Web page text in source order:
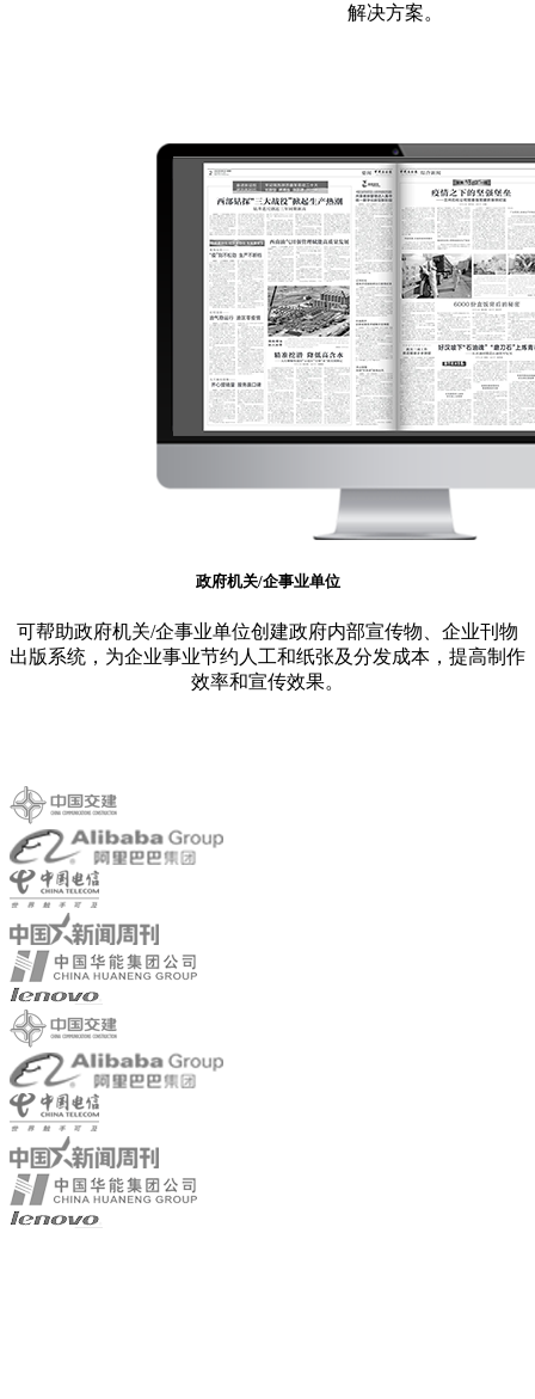
解决方案。
政府机关/企事业单位
可帮助政府机关/企事业单位创建政府内部宣传物、企业刊物
出版系统，为企业事业节约人工和纸张及分发成本，提高制作
效率和宣传效果。